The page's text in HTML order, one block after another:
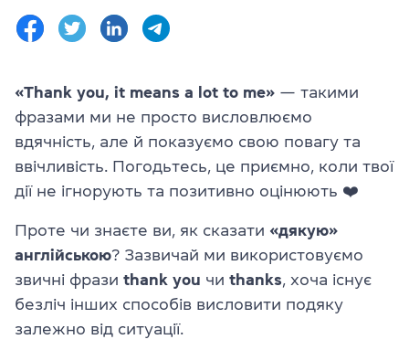
(050) 580 11 00
(063) 580 11 00
Дивитись на Google Maps
«Thank you, it means a lot to me» — такими
фразами ми не просто висловлюємо
вдячність, але й показуємо свою повагу та
ввічливість. Погодьтесь, це приємно, коли твої
дії не ігнорують та позитивно оцінюють ❤️
Проте чи знаєте ви, як сказати «дякую»
англійською? Зазвичай ми використовуємо
звичні фрази thank you чи thanks , хоча існує
безліч інших способів висловити подяку
залежно від ситуації.